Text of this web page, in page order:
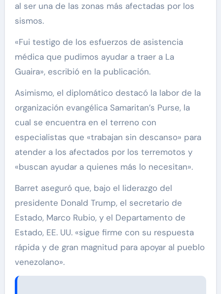
al ser una de las zonas más afectadas por los
sismos.
«Fui testigo de los esfuerzos de asistencia
médica que pudimos ayudar a traer a La
Guaira», escribió en la publicación.
Asimismo, el diplomático destacó la labor de la
organización evangélica Samaritan’s Purse, la
cual se encuentra en el terreno con
especialistas que «trabajan sin descanso» para
atender a los afectados por los terremotos y
«buscan ayudar a quienes más lo necesitan».
Barret aseguró que, bajo el liderazgo del
presidente Donald Trump, el secretario de
Estado, Marco Rubio, y el Departamento de
Estado, EE. UU. «sigue firme con su respuesta
rápida y de gran magnitud para apoyar al pueblo
venezolano».